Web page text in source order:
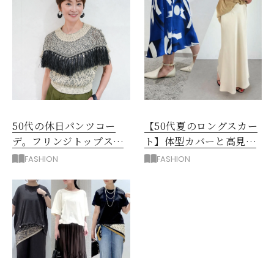
50代の休日パンツコー
デ。フリンジトップスを
主役に洗練アースカラー
FASHION
【50代夏のロングスカー
ト】体型カバーと高見え
を叶える4コーデ
FASHION